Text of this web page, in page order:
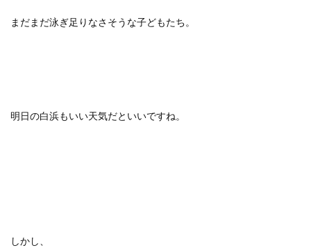
まだまだ泳ぎ足りなさそうな子どもたち。
明日の白浜もいい天気だといいですね。
しかし、